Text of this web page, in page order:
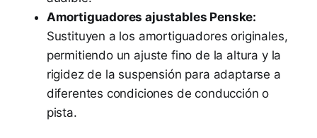
Amortiguadores ajustables Penske:
Sustituyen a los amortiguadores originales,
permitiendo un ajuste fino de la altura y la
rigidez de la suspensión para adaptarse a
diferentes condiciones de conducción o
pista.